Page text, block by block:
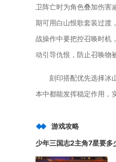
卫阵亡时为角色叠加伤害
期可用白山恨歌套装过渡
战操作中要把控召唤时机
动引导仇恨，防止召唤物
刻印搭配优先选择冰
本中都能发挥稳定作用，
游戏攻略
少年三国志2主角7星要多